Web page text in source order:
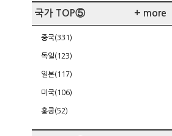
국가 TOP⑤ + more
중국(331)
독일(123)
일본(117)
미국(106)
홍콩(52)